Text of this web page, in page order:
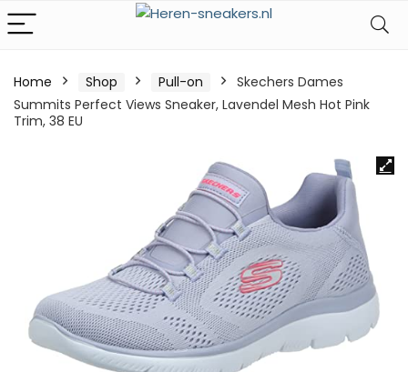
Home Shop Pull-on
Skechers Dames
Summits Perfect Views Sneaker, Lavendel Mesh Hot Pink
Trim, 38 EU